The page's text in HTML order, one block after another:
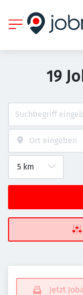
19
Jetzt